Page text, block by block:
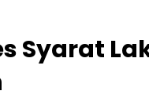
Syarat